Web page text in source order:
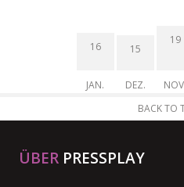
16
JAN.
15
DEZ.
19
BACK TO
ÜBER PRESSPLAY